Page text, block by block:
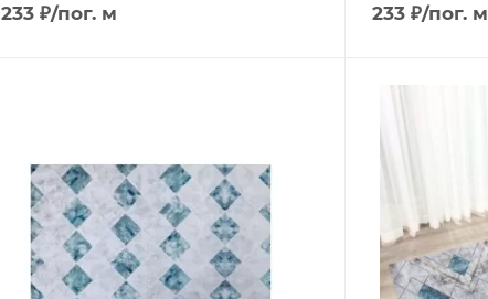
233 ₽/пог. м 233₽/пог. м